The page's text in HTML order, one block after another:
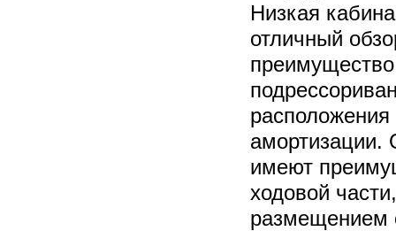
Низкая
отличный
амортизации.
имеют
ходовой
размещением